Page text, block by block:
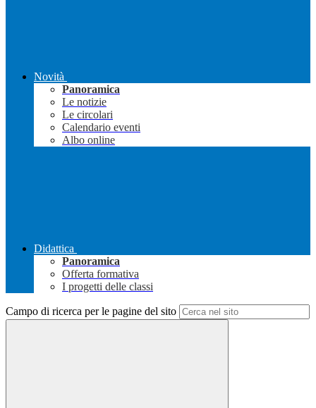
Novità
Panoramica
Le notizie
Le circolari
Calendario eventi
Albo online
Didattica
Panoramica
Offerta formativa
I progetti delle classi
Campo di ricerca per le pagine del sito